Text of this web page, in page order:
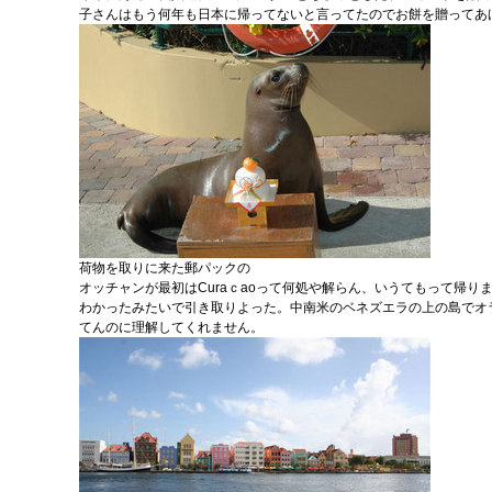
子さんはもう何年も日本に帰ってないと言ってたのでお餅を贈ってあ
荷物を取りに来た郵パックの
オッチャンが最初はCuraｃaoって何処や解らん、いうてもって帰り
わかったみたいで引き取りよった。中南米のベネズエラの上の島で
てんのに理解してくれません。